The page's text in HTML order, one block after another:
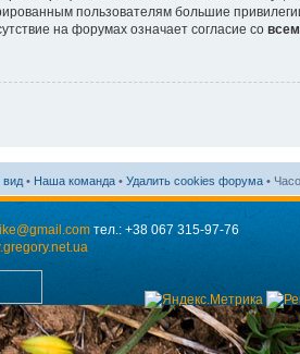
пользователям большие
на форумах означает согласие со
вид • Наша команда • Удалить cookies форума •
тел.: +38 067 315-97-76